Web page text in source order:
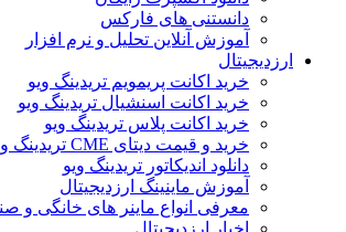
دانستنی های فارکس
آموزش آنلاین تحلیل و نرم افزار
ارزدیجیتال
خرید اکانت پریمویم تریدینگ ویو
خرید اکانت اسنشیال تریدینگ ویو
خرید اکانت پلاس تریدینگ ویو
خرید و قیمت دیتای CME تریدینگ ویو
دانلود اندیکاتور تریدینگ ویو
آموزش ماینینگ ارزدیجیتال
معرفی انواع ماینر های خانگی و صنعتی
اخبار ارزدیجیتال